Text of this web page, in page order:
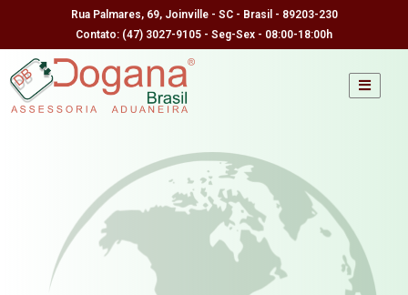
Rua Palmares, 69, Joinville - SC - Brasil - 89203-230
Contato: (47) 3027-9105 - Seg-Sex - 08:00-18:00h